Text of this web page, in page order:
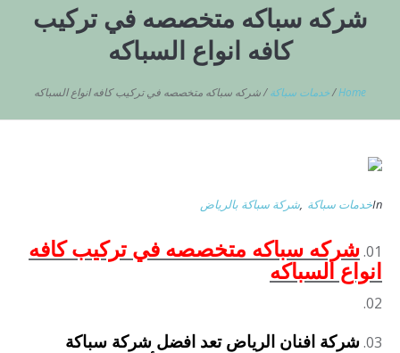
شركه سباكه متخصصه في تركيب
كافه انواع السباكه
Home
/خدمات سباكة /شركه سباكه متخصصه في تركيب كافه انواع السباكه
Inخدمات سباكة ,شركة سباكة بالرياض
شركه سباكه متخصصه في تركيب كافه
انواع السباكه
شركة افنان الرياض تعد افضل شركة سباكة